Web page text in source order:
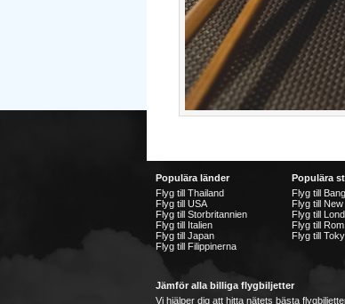
Populära länder
Flyg till Thailand
Flyg till USA
Flyg till Storbritannien
Flyg till Italien
Flyg till Japan
Flyg till Filippinerna
Populära
Flyg till
Flyg till New
Flyg till
Flyg till Rom
Flyg till
Jämför alla billiga flygbiljetter
Vi hjälper dig att hitta nätets bästa